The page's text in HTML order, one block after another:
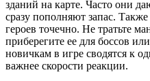
зданий на карте. Часто они
сразу пополняют запас.
героев точечно. Не тратьте
приберегите ее для боссов
новичкам в игре сводятся к
важнее скорости реакции.